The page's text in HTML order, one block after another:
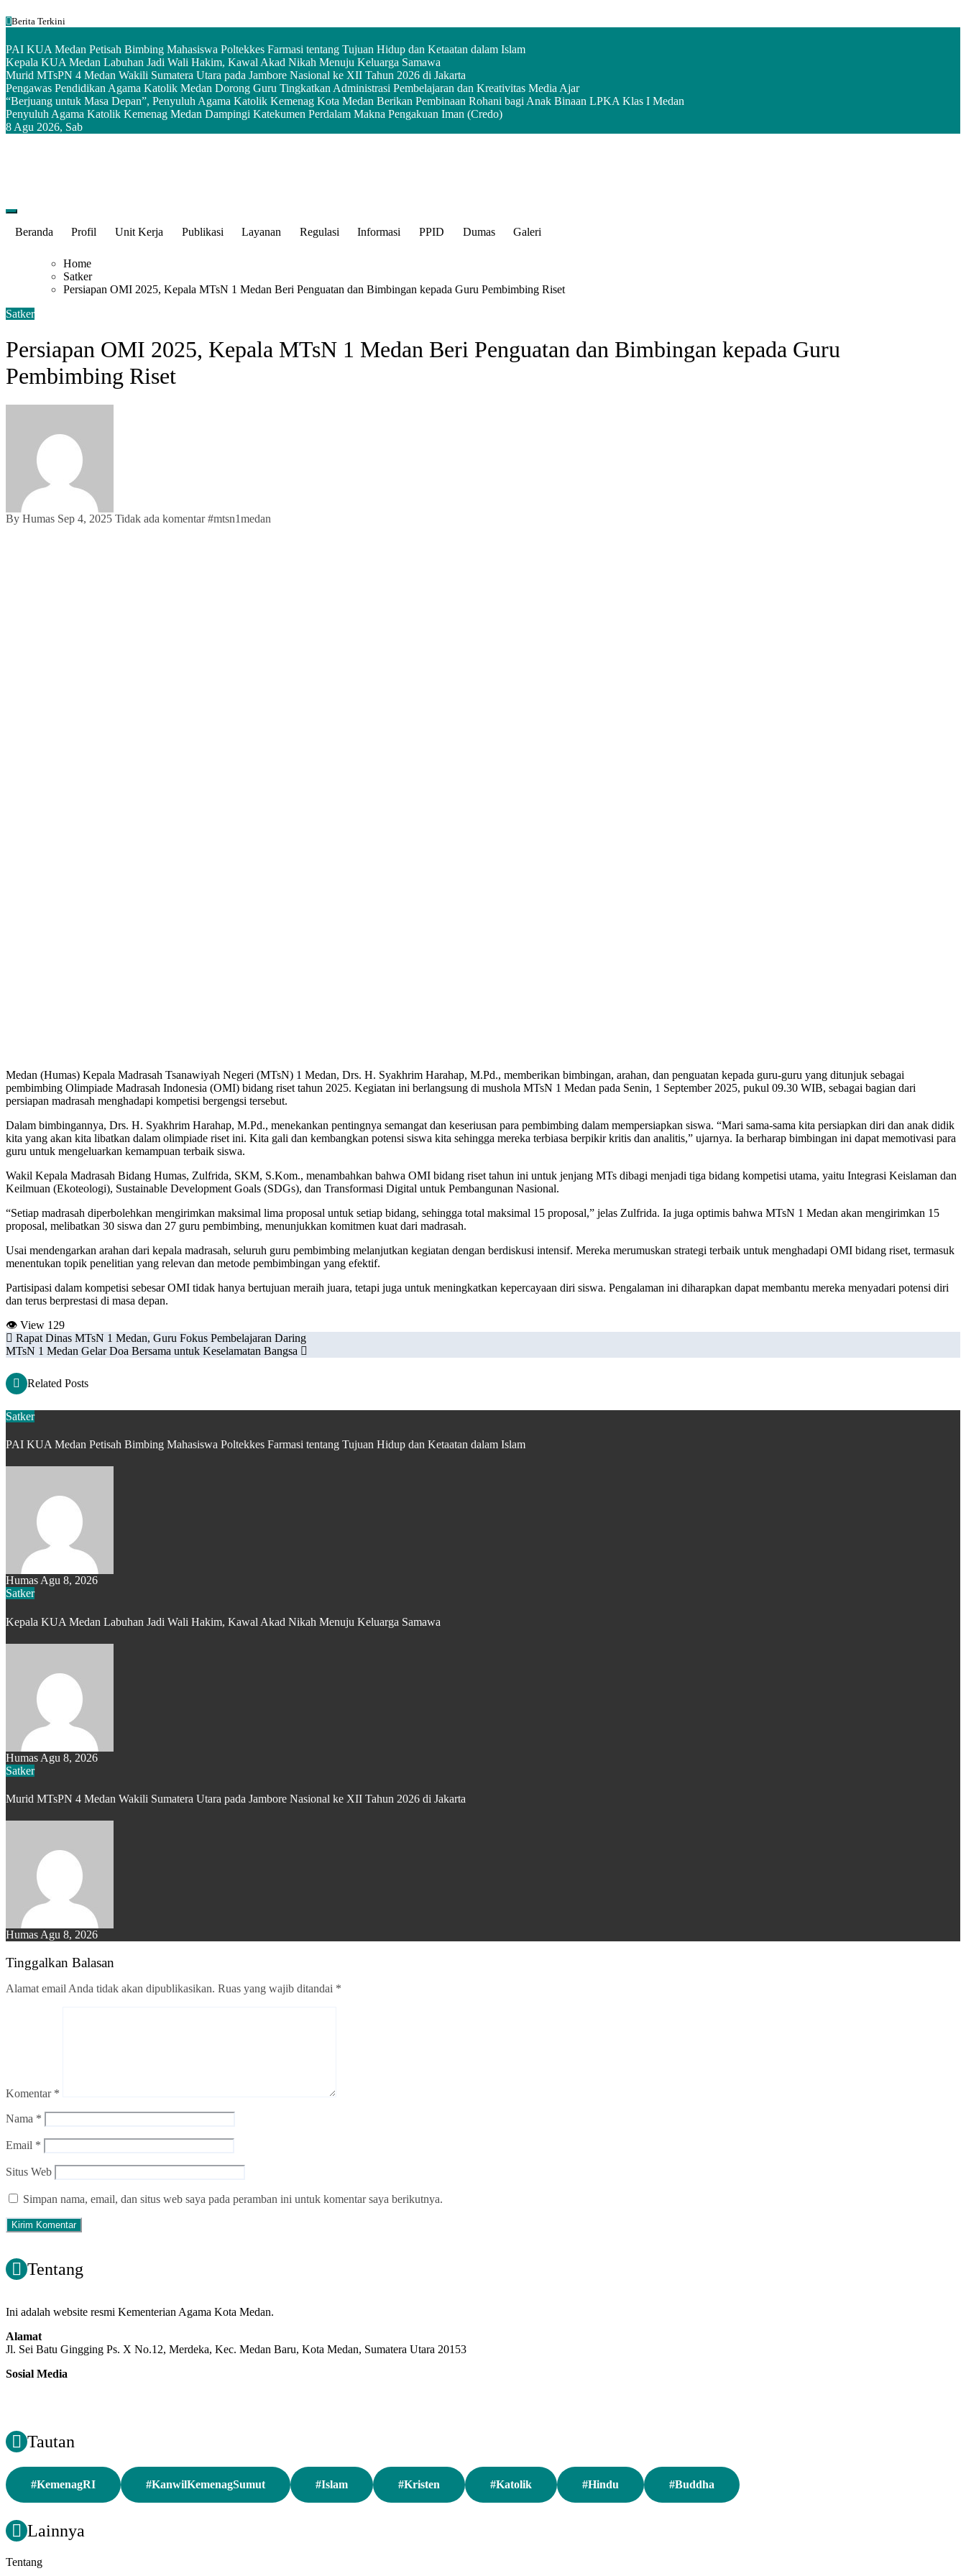
Skip
content
Berita Terkini
PAI KUA Medan Petisah Bimbing Mahasiswa Poltekkes Farmasi tentang Tujuan Hidup dan Ketaatan dalam Islam
Kepala KUA Medan Labuhan Jadi Wali Hakim, Kawal Akad Nikah Menuju Keluarga Samawa
Murid MTsPN 4 Medan Wakili Sumatera Utara pada Jambore Nasional ke XII Tahun 2026 di Jakarta
Pengawas Pendidikan Agama Katolik Medan Dorong Guru Tingkatkan Administrasi Pembelajaran dan Kreativitas Media Ajar
“Berjuang untuk Masa Depan”, Penyuluh Agama Katolik Kemenag Kota Medan Berikan Pembinaan Rohani bagi Anak Binaan LPKA Klas I Medan
Penyuluh Agama Katolik Kemenag Medan Dampingi Katekumen Perdalam Makna Pengakuan Iman (Credo)
8 Agu 2026, Sab
Beranda
Profil Unit Kerja Publikasi Layanan Regulasi Informasi PPID Dumas Galeri
Home
Satker
Persiapan OMI 2025, Kepala MTsN 1 Medan Beri Penguatan dan Bimbingan kepada Guru Pembimbing Riset
Satker
Persiapan OMI 2025, Kepala MTsN 1 Medan Beri Penguatan dan Bimbingan kepada Guru
Pembimbing Riset
By Humas Sep 4, 2025 Tidak ada komentar#mtsn1medan
Medan (Humas) Kepala Madrasah Tsanawiyah Negeri (MTsN) 1 Medan, Drs. H. Syakhrim Harahap, M.Pd., memberikan bimbingan, arahan, dan penguatan kepada guru-guru yang ditunjuk sebagai
pembimbing Olimpiade Madrasah Indonesia (OMI) bidang riset tahun 2025. Kegiatan ini berlangsung di mushola MTsN 1 Medan pada Senin, 1 September 2025, pukul 09.30 WIB, sebagai bagian dari
persiapan madrasah menghadapi kompetisi bergengsi tersebut.
Dalam bimbingannya, Drs. H. Syakhrim Harahap, M.Pd., menekankan pentingnya semangat dan keseriusan para pembimbing dalam mempersiapkan siswa. “Mari sama-sama kita persiapkan diri dan anak didik
kita yang akan kita libatkan dalam olimpiade riset ini. Kita gali dan kembangkan potensi siswa kita sehingga mereka terbiasa berpikir kritis dan analitis,” ujarnya. Ia berharap bimbingan ini dapat memotivasi para
guru untuk mengeluarkan kemampuan terbaik siswa.
Wakil Kepala Madrasah Bidang Humas, Zulfrida, SKM, S.Kom., menambahkan bahwa OMI bidang riset tahun ini untuk jenjang MTs dibagi menjadi tiga bidang kompetisi utama, yaitu Integrasi Keislaman dan
Keilmuan (Ekoteologi), Sustainable Development Goals (SDGs), dan Transformasi Digital untuk Pembangunan Nasional.
“Setiap madrasah diperbolehkan mengirimkan maksimal lima proposal untuk setiap bidang, sehingga total maksimal 15 proposal,” jelas Zulfrida. Ia juga optimis bahwa MTsN 1 Medan akan mengirimkan 15
proposal, melibatkan 30 siswa dan 27 guru pembimbing, menunjukkan komitmen kuat dari madrasah.
Usai mendengarkan arahan dari kepala madrasah, seluruh guru pembimbing melanjutkan kegiatan dengan berdiskusi intensif. Mereka merumuskan strategi terbaik untuk menghadapi OMI bidang riset, termasuk
menentukan topik penelitian yang relevan dan metode pembimbingan yang efektif.
Partisipasi dalam kompetisi sebesar OMI tidak hanya bertujuan meraih juara, tetapi juga untuk meningkatkan kepercayaan diri siswa. Pengalaman ini diharapkan dapat membantu mereka menyadari potensi diri
dan terus berprestasi di masa depan.
👁 View 129
Navigasi
pos
Rapat Dinas MTsN 1 Medan, Guru Fokus Pembelajaran Daring
MTsN 1 Medan Gelar Doa Bersama untuk Keselamatan Bangsa
Related Posts
Satker
PAI KUA Medan Petisah Bimbing Mahasiswa Poltekkes Farmasi tentang Tujuan Hidup dan Ketaatan dalam Islam
Humas Agu 8, 2026
Satker
Kepala KUA Medan Labuhan Jadi Wali Hakim, Kawal Akad Nikah Menuju Keluarga Samawa
Humas Agu 8, 2026
Satker
Murid MTsPN 4 Medan Wakili Sumatera Utara pada Jambore Nasional ke XII Tahun 2026 di Jakarta
Humas Agu 8, 2026
Tinggalkan Balasan
Alamat email Anda tidak akan dipublikasikan. Ruas yang wajib ditandai *
Komentar *
Nama *
Email *
Situs Web
Simpan nama, email, dan situs web saya pada peramban ini untuk komentar saya berikutnya.
Tentang
Ini adalah website resmi Kementerian Agama Kota Medan.
Alamat
Jl. Sei Batu Gingging Ps. X No.12, Merdeka, Kec. Medan Baru, Kota Medan, Sumatera Utara 20153
Sosial Media
Tautan
#KemenagRI #KanwilKemenagSumut #Islam #Kristen #Katolik #Hindu #Buddha
Lainnya
Tentang